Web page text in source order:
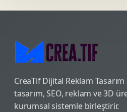
CreaTif Dijital Reklam
tasarım, SEO, reklam ve 3D
kurumsal sistemle birleştirir.